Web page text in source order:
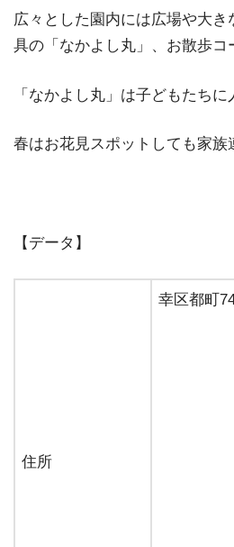
広々とした園内には広場や大き
具の「なかよし丸」、お散歩コ
「なかよし丸」は子どもたちに
春はお花見スポットしても家族
【データ】
住所
幸区都町